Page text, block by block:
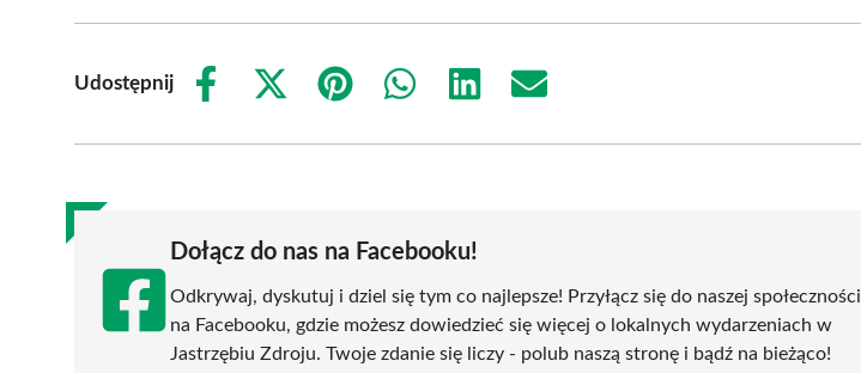
Udostępnij
Share
Share
(Twitter)
Share
Share
Share
Share
Dołącz do nas na Facebooku!
Odkrywaj, dyskutuj i dziel się tym co najlepsze! Przyłącz się do naszej społeczności
na Facebooku, gdzie możesz dowiedzieć się więcej o lokalnych wydarzeniach w
Jastrzębiu Zdroju. Twoje zdanie się liczy - polub naszą stronę i bądź na bieżąco!